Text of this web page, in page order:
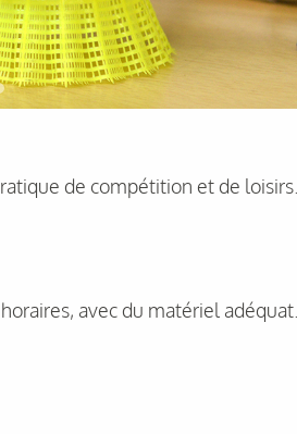
de compétition et de loisirs.
avec du matériel adéquat.